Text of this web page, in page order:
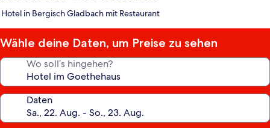
Hotel in Bergisch Gladbach mit Restaurant
Wähle deine Daten, um Preise zu sehen
Wo soll’s hingehen?
Daten